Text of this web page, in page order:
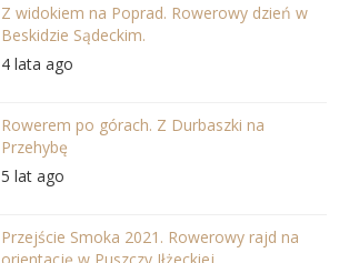
Z widokiem na Poprad. Rowerowy dzień w
Beskidzie Sądeckim.
4 lata ago
Rowerem po górach. Z Durbaszki na
Przehybę
5 lat ago
Przejście Smoka 2021. Rowerowy rajd na
orientację w Puszczy Iłżeckiej